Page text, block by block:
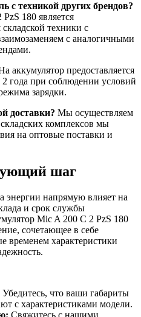
с техникой других брендов?
180 является
техники с
с аналогичными
аккумулятор предоставляется
года при соблюдении условий
зарядки.
доставки? Мы осуществляем
комплексов мы
на оптовые поставки и
шаг
энергии напрямую влияет на
и срок службы
Mic A 200 C 2 PzS 180
сочетающее в себе
временем характеристики
Убедитесь, что ваши габариты
с характеристиками модели.
Свяжитесь с нашими